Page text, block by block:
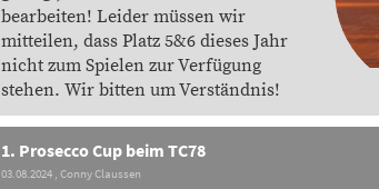
bearbeiten! Leider müssen wir
mitteilen, dass Platz 5&6 dieses Jahr
nicht zum Spielen zur Verfügung
stehen. Wir bitten um Verständnis!
1. Prosecco Cup beim TC78
03.08.2024 , Conny Claussen